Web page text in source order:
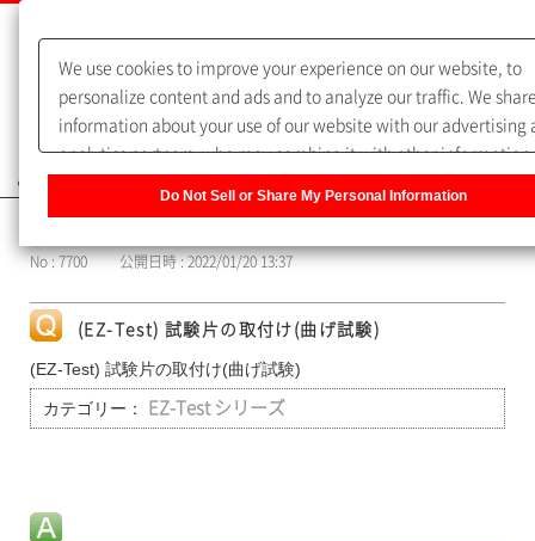
よくあるご質問（FAQ）
No : 7700 公開日時 : 2022/01/20 13:37
(EZ-Test) 試験片の取付け(曲げ試験)
(EZ-Test) 試験片の取付け(曲げ試験)
カテゴリー： EZ-Test シリーズ
We use cookies to improve your experience on our website, to
personalize content and ads and to analyze our traffic. We
information about your use of our website with our advertising
analytics partners, who may combine it with other information
Share My Personal Information] to customize your cookie
Do Not Sell or Share My Personal Information